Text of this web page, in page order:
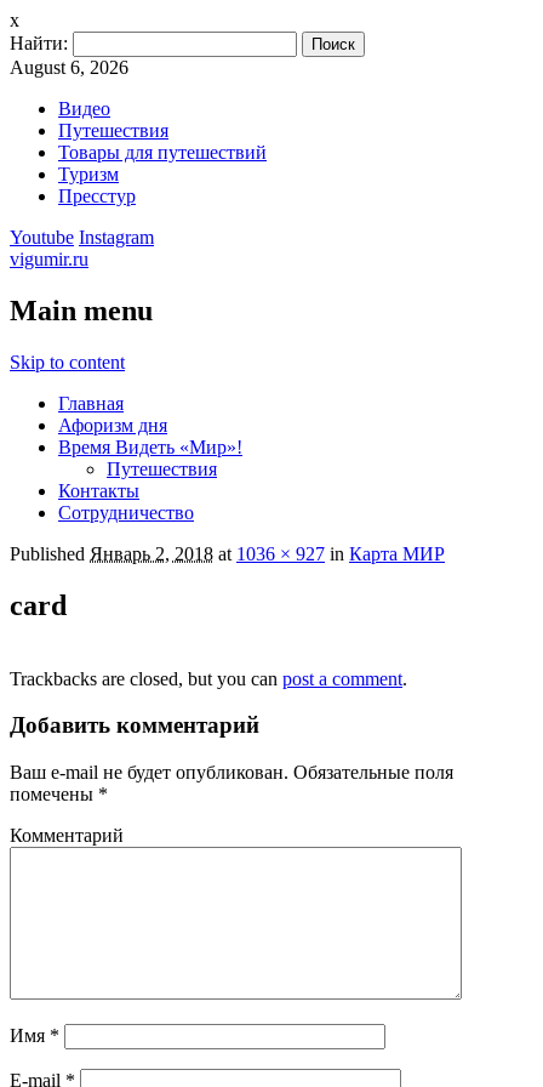
x
Найти:
August 6, 2026
Видео
Путешествия
Товары для путешествий
Туризм
Пресстур
Youtube Instagram
vigumir.ru
Main menu
Skip to content
Главная
Афоризм дня
Время Видеть «Мир»!
Путешествия
Контакты
Сотрудничество
Published Январь 2, 2018 at 1036 × 927 in Карта МИР
card
Trackbacks are closed, but you can post a comment.
Добавить комментарий
Ваш e-mail не будет опубликован. Обязательные поля
помечены *
Комментарий
Имя *
E-mail *